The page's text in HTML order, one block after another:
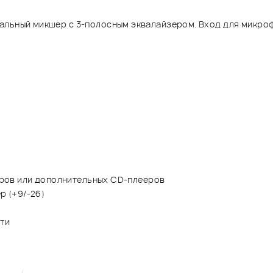
микшер с 3-полосным эквалайзером. Вход для
или дополнительных CD-плееров
(+9/-26)